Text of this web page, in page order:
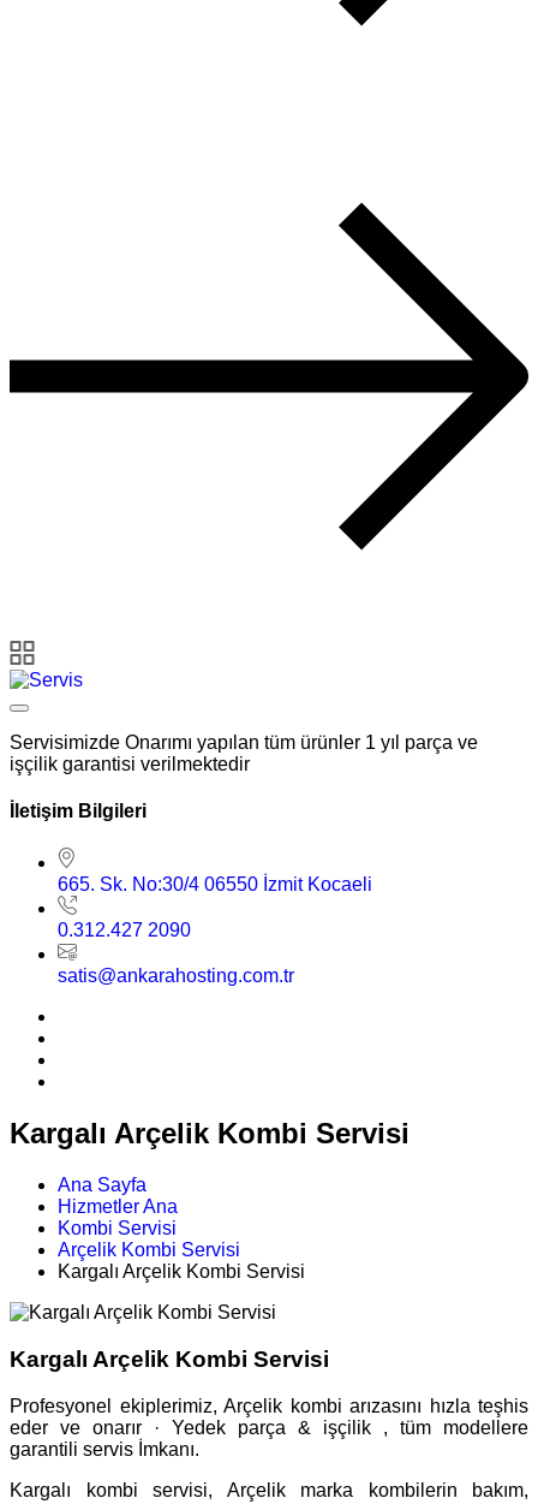
Servisimizde Onarımı yapılan tüm ürünler 1 yıl parça ve
işçilik garantisi verilmektedir
İletişim Bilgileri
665. Sk. No:30/4 06550 İzmit Kocaeli
0.312.427 2090
satis@ankarahosting.com.tr
Kargalı Arçelik Kombi Servisi
Ana Sayfa
Hizmetler Ana
Kombi Servisi
Arçelik Kombi Servisi
Kargalı Arçelik Kombi Servisi
Kargalı Arçelik Kombi Servisi
Profesyonel ekiplerimiz, Arçelik kombi arızasını hızla teşhis
eder ve onarır · Yedek parça & işçilik , tüm modellere
garantili servis İmkanı.
Kargalı kombi servisi, Arçelik marka kombilerin bakım,